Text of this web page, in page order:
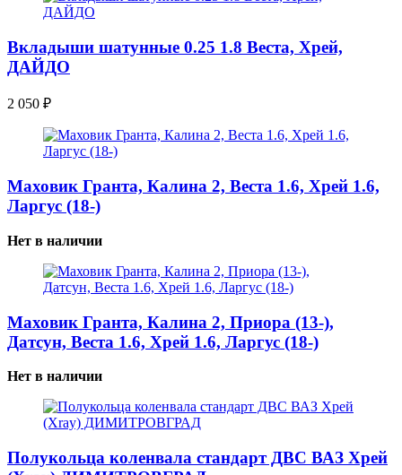
Вкладыши шатунные 0.25 1.8 Веста, Хрей,
ДАЙДО
2 050 ₽
Маховик Гранта, Калина 2, Веста 1.6, Хрей 1.6,
Ларгус (18-)
Нет в наличии
Маховик Гранта, Калина 2, Приора (13-),
Датсун, Веста 1.6, Хрей 1.6, Ларгус (18-)
Нет в наличии
Полукольца коленвала стандарт ДВС ВАЗ Хрей